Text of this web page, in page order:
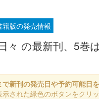
籍版の発売情報
々 の最新刊、5巻
新刊の発売日や予約可能日を
された緑色のボタンをクリッ